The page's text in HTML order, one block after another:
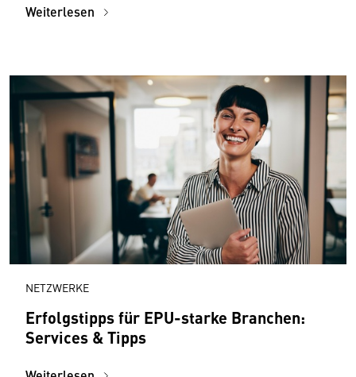
Weiterlesen
NETZWERKE
Erfolgstipps für EPU-starke Branchen:
Services & Tipps